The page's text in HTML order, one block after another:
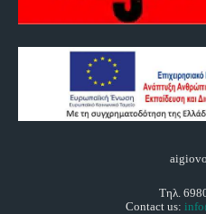
Τηλ.
Contact us: